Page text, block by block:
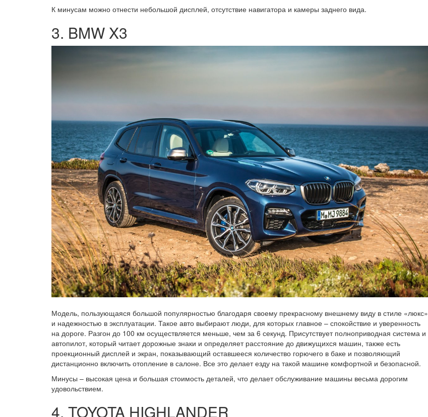
К минусам можно отнести небольшой дисплей, отсутствие навигатора и камеры заднего вида.
3. BMW X3
Модель, пользующаяся большой популярностью благодаря своему прекрасному внешнему виду в стиле «люкс»
и надежностью в эксплуатации. Такое авто выбирают люди, для которых главное – спокойствие и уверенность
на дороге. Разгон до 100 км осуществляется меньше, чем за 6 секунд. Присутствует полноприводная система и
автопилот, который читает дорожные знаки и определяет расстояние до движущихся машин, также есть
проекционный дисплей и экран, показывающий оставшееся количество горючего в баке и позволяющий
дистанционно включить отопление в салоне. Все это делает езду на такой машине комфортной и безопасной.
Минусы – высокая цена и большая стоимость деталей, что делает обслуживание машины весьма дорогим
удовольствием.
4. TOYOTA HIGHLANDER